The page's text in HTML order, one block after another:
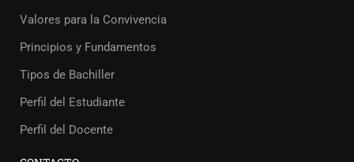
Valores para la Convivencia
Principios y Fundamentos
Tipos de Bachiller
Perfil del Estudiante
Perfil del Docente